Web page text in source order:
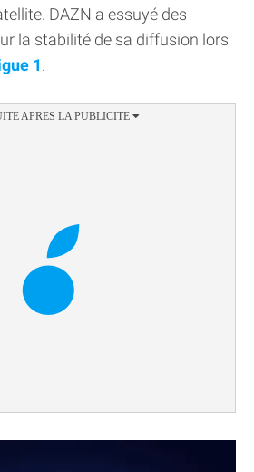
DAZN a essuyé des
la stabilité de sa diffusion lors
1.